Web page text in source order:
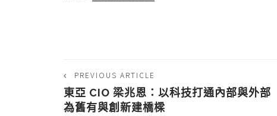
PREVIOUS ARTICLE
東亞 CIO 梁兆恩：以科技打通內部與外部
為舊有與創新建橋樑